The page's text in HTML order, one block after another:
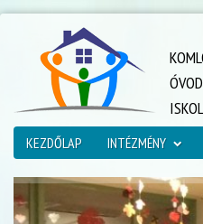
KEZDŐLAP INTÉZMÉNY